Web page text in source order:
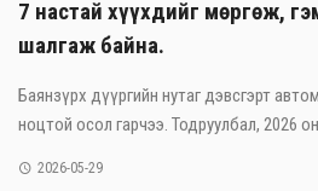
7 настай хүүхдийг мөргөж,
шалгаж байна.
Баянзүрх дүүргийн нутаг дэвсгэрт
ноцтой осол гарчээ. Тодруулбал, 2026
2026-05-29